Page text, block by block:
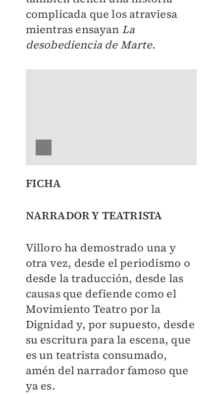
complicada que los atraviesa
mientras ensayan La
desobediencia de Marte.
FICHA
NARRADOR Y TEATRISTA
Villoro ha demostrado una y
otra vez, desde el periodismo o
desde la traducción, desde las
causas que defiende como el
Movimiento Teatro por la
Dignidad y, por supuesto, desde
su escritura para la escena, que
es un teatrista consumado,
amén del narrador famoso que
ya es.